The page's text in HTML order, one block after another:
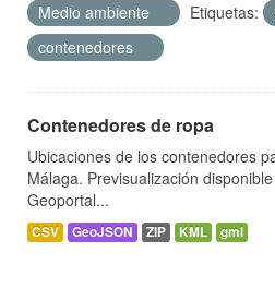
Medio ambiente
Etiquetas:
contenedores
Contenedores de ropa
Ubicaciones de los contenedores
Málaga. Previsualización
Geoportal...
CSV GeoJSON ZIP KML gml